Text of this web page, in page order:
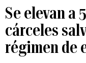
Se elevan a
cárceles
régimen de